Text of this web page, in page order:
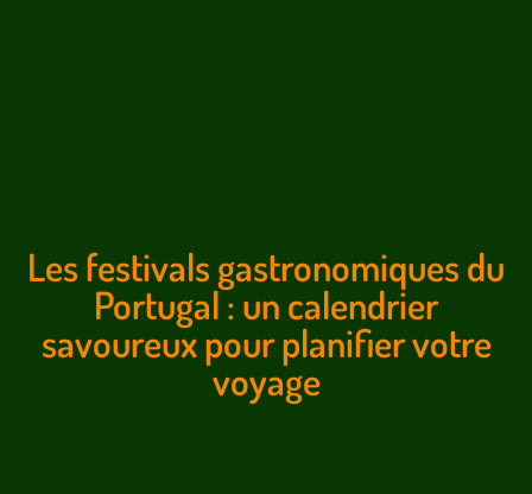
Les festivals gastronomiques du
Portugal : un calendrier
savoureux pour planifier votre
voyage